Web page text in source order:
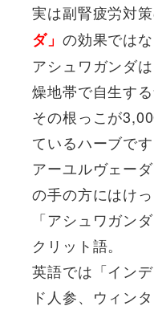
実は副腎疲労対
ダ」 の効果ではな
アシュワガンダ
燥地帯で自生す
その根っこが
ているハーブです
アーユルヴェー
の手の方にはけっ
「アシュワガン
クリット語。
英語では「イン
ド人参、ウィン